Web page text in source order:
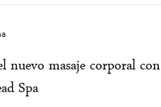
masaje corporal con
Spa